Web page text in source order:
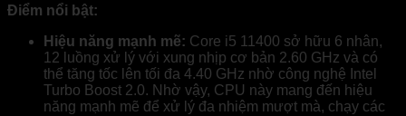
Điểm nổi bật:
Hiệu năng mạnh mẽ: Core i5 11400 sở hữu 6 nhân,
12 luồng xử lý với xung nhịp cơ bản 2.60 GHz và có
thể tăng tốc lên tối đa 4.40 GHz nhờ công nghệ Intel
Turbo Boost 2.0. Nhờ vậy, CPU này mang đến hiệu
năng mạnh mẽ để xử lý đa nhiệm mượt mà, chạy các